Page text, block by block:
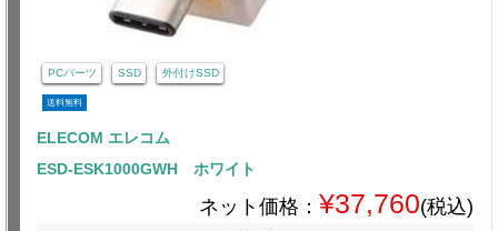
PCパーツ SSD 外付けSSD
送料無料
ELECOM エレコム
ESD-ESK1000GWH ホワイト
ネット価格： ¥37,760(税込)